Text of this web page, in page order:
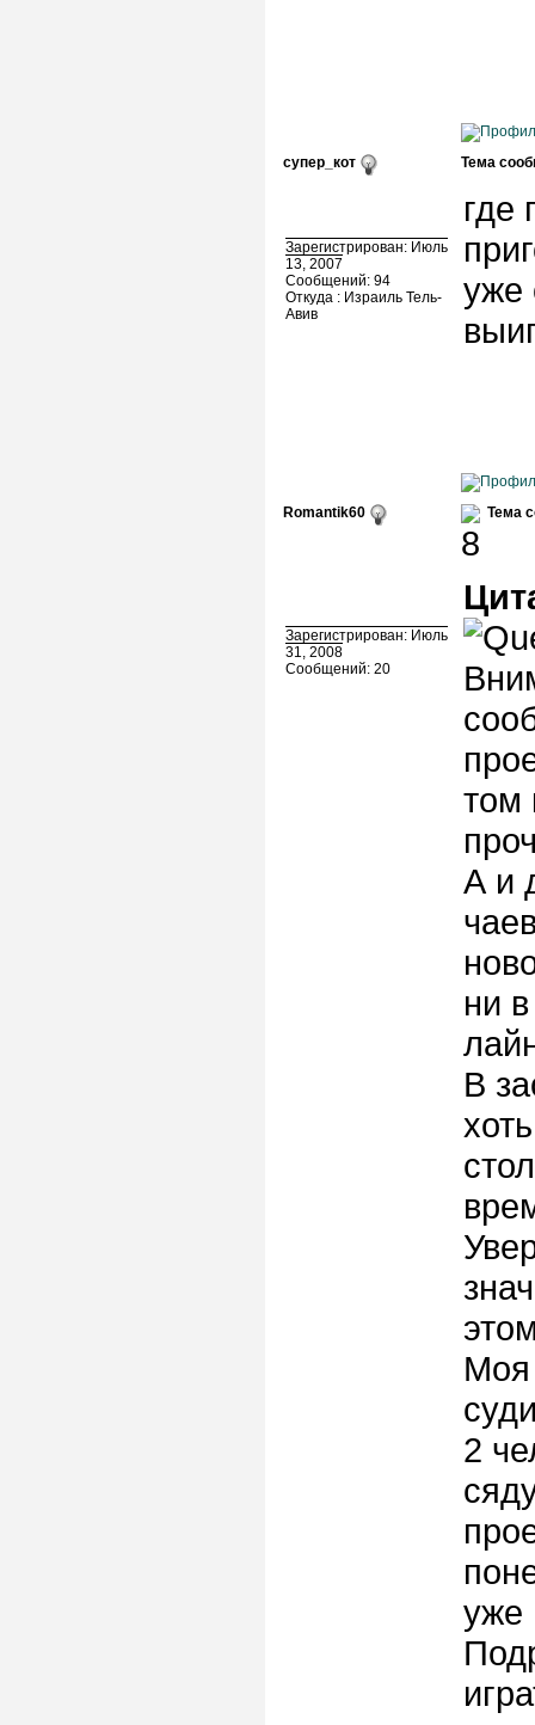
супер_кот Тема
Зарегистрирован: Июль
13, 2007
Сообщений: 94
Откуда : Израиль Тель-
Авив
где
уже
Romantik60 Тема
Зарегистрирован: Июль
31, 2008
Сообщений: 20
том
А и
ни
В
2
уже